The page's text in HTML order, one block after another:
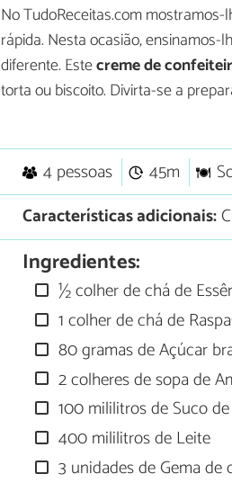
No TudoReceitas.com
rápida. Nesta ocasião, ensinamos-
diferente. Estecreme de
torta ou biscoito. Divirta-se a
4 pessoas 45m
Características adicionais:
Ingredientes:
½ colher de chá de
1 colher de chá de
80 gramas de Açúcar
2 colheres de sopa de
100 mililitros de Suco
400 mililitros de Leite
3 unidades de Gema de